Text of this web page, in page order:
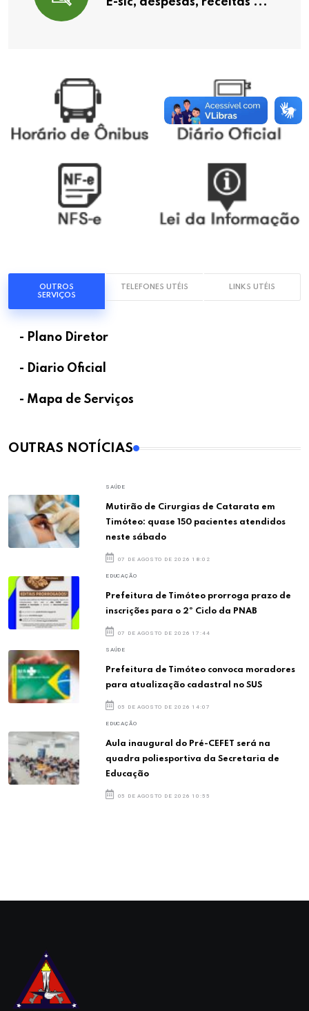
OUTROS
SERVIÇOS
TELEFONES UTÉIS LINKS UTÉIS
- Plano Diretor
- Diario Oficial
- Mapa de Serviços
OUTRAS NOTÍCIAS
SAÚDE
Mutirão de Cirurgias de Catarata em
Timóteo: quase 150 pacientes atendidos
neste sábado
07 DE AGOSTO DE 2026 18:02
EDUCAÇÃO
Prefeitura de Timóteo prorroga prazo de
inscrições para o 2º Ciclo da PNAB
07 DE AGOSTO DE 2026 17:44
SAÚDE
Prefeitura de Timóteo convoca moradores
para atualização cadastral no SUS
05 DE AGOSTO DE 2026 14:07
EDUCAÇÃO
Aula inaugural do Pré-CEFET será na
quadra poliesportiva da Secretaria de
Educação
05 DE AGOSTO DE 2026 10:55